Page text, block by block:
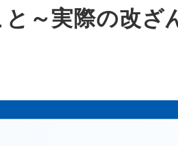
～実際の改ざ